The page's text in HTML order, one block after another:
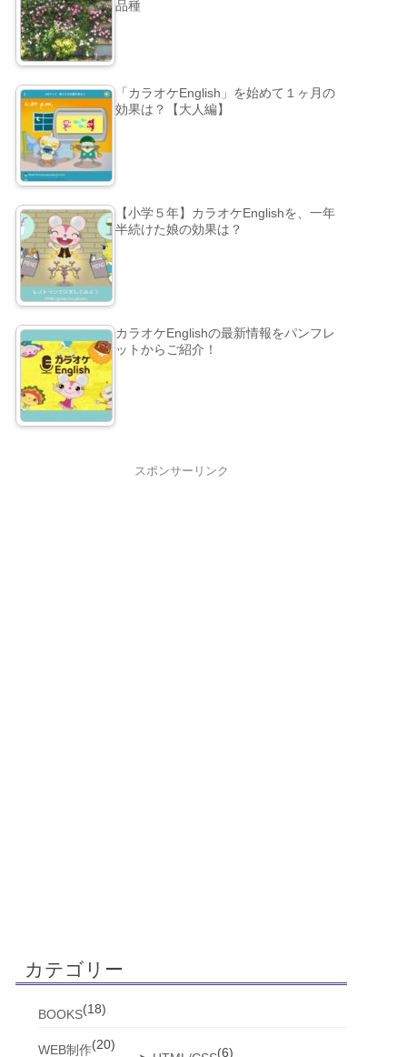
品種
「カラオケEnglish」を始めて１ヶ月の
効果は？【大人編】
【小学５年】カラオケEnglishを、一年
半続けた娘の効果は？
カラオケEnglishの最新情報をパンフレ
ットからご紹介！
スポンサーリンク
カテゴリー
BOOKS(18)
WEB制作(20)
(6)